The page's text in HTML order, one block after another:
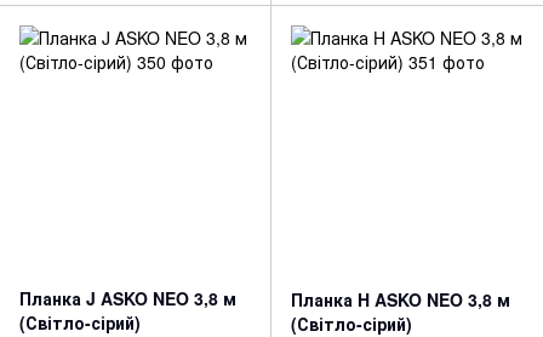
Планка J ASKO NEO 3,8 м
(Світло-сірий)
Планка H ASKO NEO 3,8 м
(Світло-сірий)